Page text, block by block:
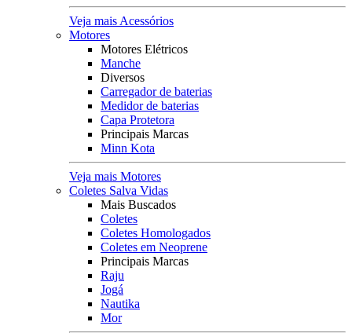
Veja mais Acessórios
Motores
Motores Elétricos
Manche
Diversos
Carregador de baterias
Medidor de baterias
Capa Protetora
Principais Marcas
Minn Kota
Veja mais Motores
Coletes Salva Vidas
Mais Buscados
Coletes
Coletes Homologados
Coletes em Neoprene
Principais Marcas
Raju
Jogá
Nautika
Mor